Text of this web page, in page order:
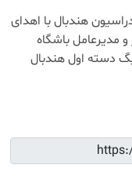
هندبال با اهدای
مدیرعامل باشگاه
دسته اول هندبال